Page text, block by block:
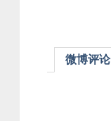
微博评论